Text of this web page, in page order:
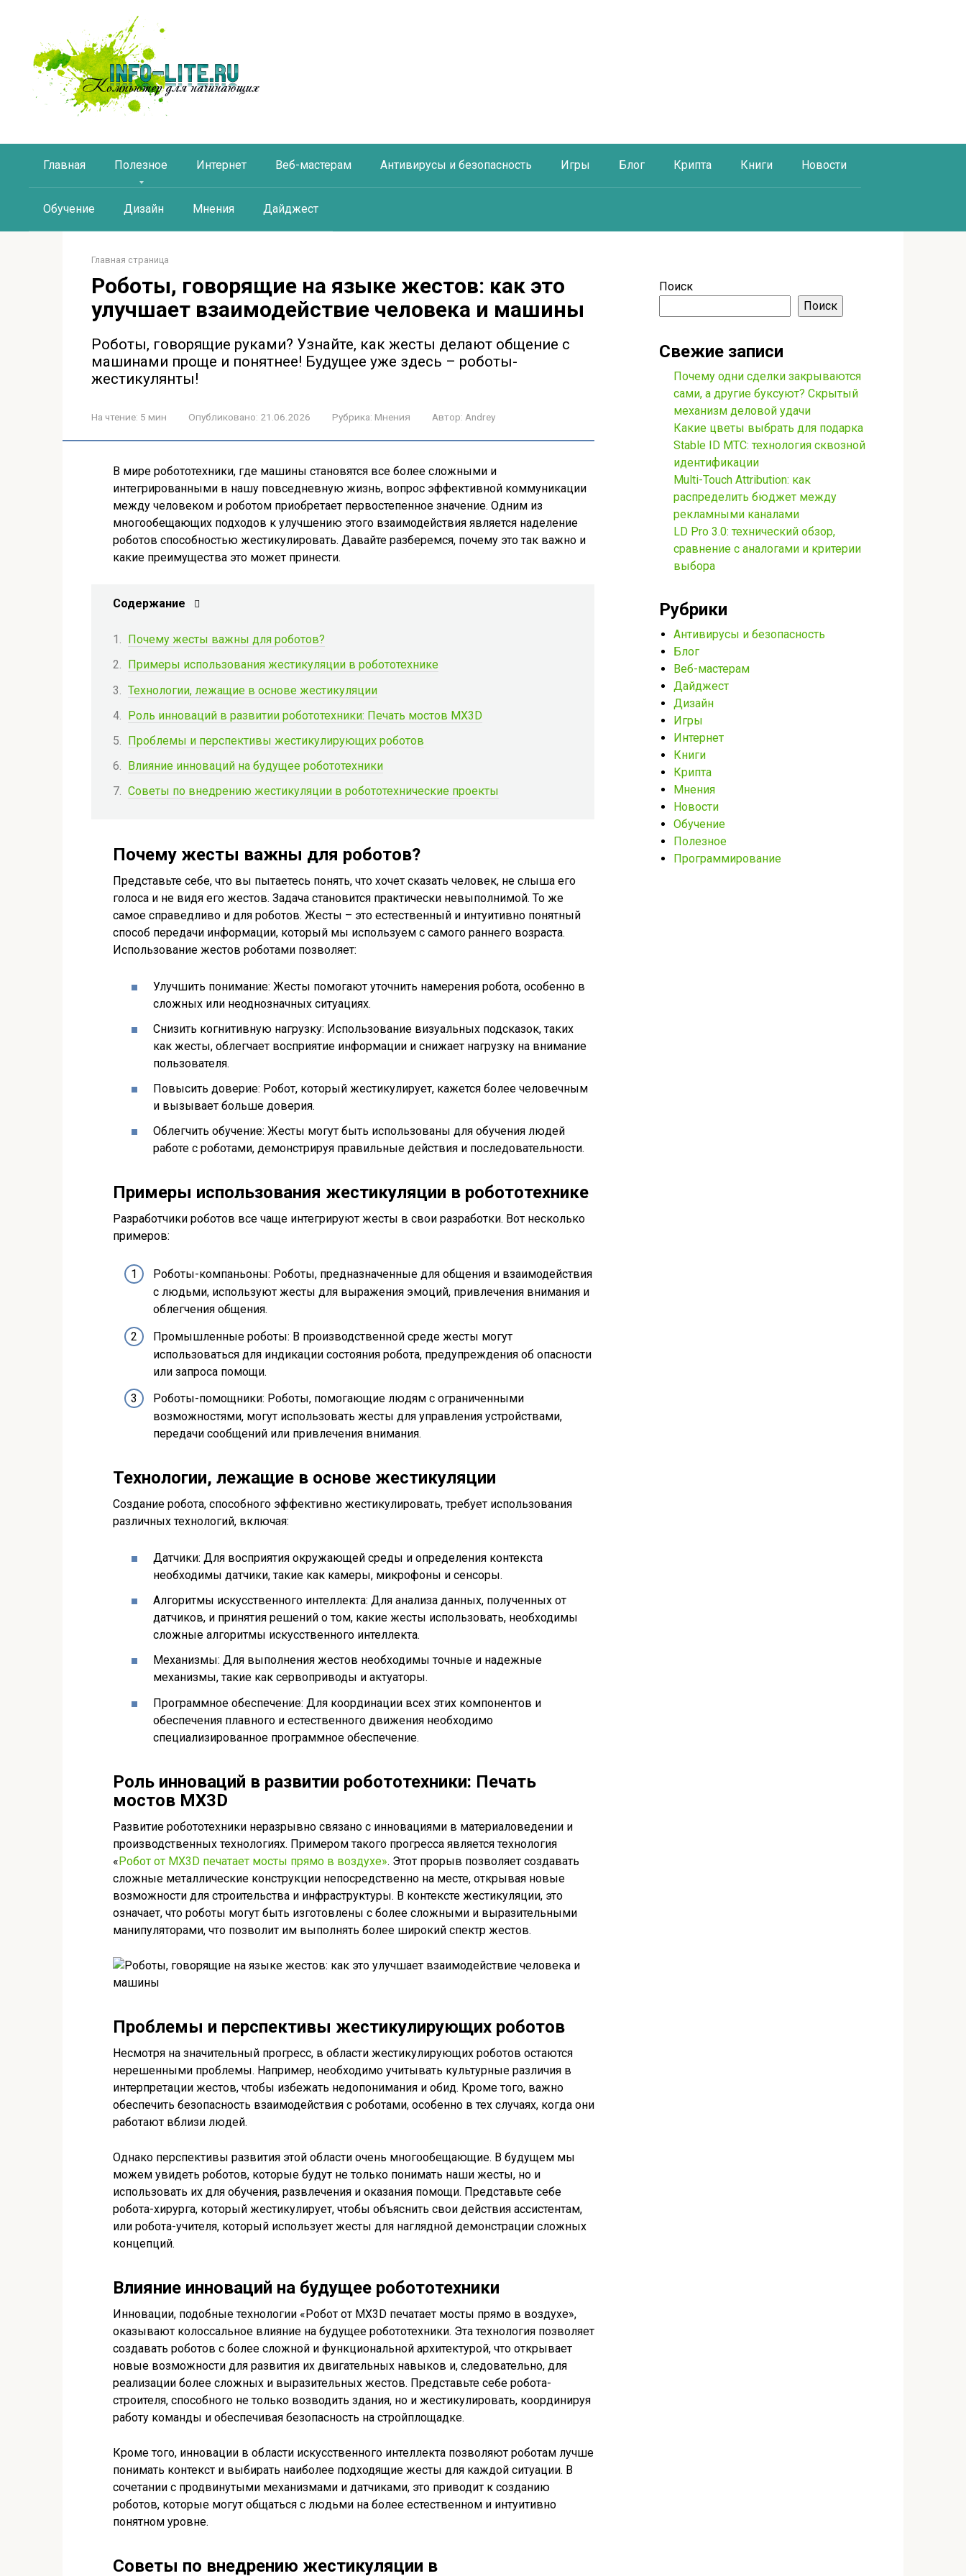
контенту
Главная Полезное Интернет Веб-мастерам Антивирусы и безопасность Игры Блог Крипта Книги Новости
Обучение Дизайн Мнения Дайджест
Главная страница
Роботы, говорящие на языке жестов: как это
улучшает взаимодействие человека и машины
Роботы, говорящие руками? Узнайте, как жесты делают общение с
машинами проще и понятнее! Будущее уже здесь – роботы-
жестикулянты!
На чтение: 5 мин Опубликовано: 21.06.2026 Рубрика: Мнения Автор: Andrey
В мире робототехники, где машины становятся все более сложными и
интегрированными в нашу повседневную жизнь, вопрос эффективной коммуникации
между человеком и роботом приобретает первостепенное значение. Одним из
многообещающих подходов к улучшению этого взаимодействия является наделение
роботов способностью жестикулировать. Давайте разберемся, почему это так важно и
какие преимущества это может принести.
Содержание
Почему жесты важны для роботов?
Примеры использования жестикуляции в робототехнике
Технологии, лежащие в основе жестикуляции
Роль инноваций в развитии робототехники: Печать мостов MX3D
Проблемы и перспективы жестикулирующих роботов
Влияние инноваций на будущее робототехники
Советы по внедрению жестикуляции в робототехнические проекты
Почему жесты важны для роботов?
Представьте себе, что вы пытаетесь понять, что хочет сказать человек, не слыша его
голоса и не видя его жестов. Задача становится практически невыполнимой. То же
самое справедливо и для роботов. Жесты – это естественный и интуитивно понятный
способ передачи информации, который мы используем с самого раннего возраста.
Использование жестов роботами позволяет:
Улучшить понимание: Жесты помогают уточнить намерения робота, особенно в
сложных или неоднозначных ситуациях.
Снизить когнитивную нагрузку: Использование визуальных подсказок, таких
как жесты, облегчает восприятие информации и снижает нагрузку на внимание
пользователя.
Повысить доверие: Робот, который жестикулирует, кажется более человечным
и вызывает больше доверия.
Облегчить обучение: Жесты могут быть использованы для обучения людей
работе с роботами, демонстрируя правильные действия и последовательности.
Примеры использования жестикуляции в робототехнике
Разработчики роботов все чаще интегрируют жесты в свои разработки. Вот несколько
примеров:
Роботы-компаньоны: Роботы, предназначенные для общения и взаимодействия
с людьми, используют жесты для выражения эмоций, привлечения внимания и
облегчения общения.
Промышленные роботы: В производственной среде жесты могут
использоваться для индикации состояния робота, предупреждения об опасности
или запроса помощи.
Роботы-помощники: Роботы, помогающие людям с ограниченными
возможностями, могут использовать жесты для управления устройствами,
передачи сообщений или привлечения внимания.
Технологии, лежащие в основе жестикуляции
Создание робота, способного эффективно жестикулировать, требует использования
различных технологий, включая:
Датчики: Для восприятия окружающей среды и определения контекста
необходимы датчики, такие как камеры, микрофоны и сенсоры.
Алгоритмы искусственного интеллекта: Для анализа данных, полученных от
датчиков, и принятия решений о том, какие жесты использовать, необходимы
сложные алгоритмы искусственного интеллекта.
Механизмы: Для выполнения жестов необходимы точные и надежные
механизмы, такие как сервоприводы и актуаторы.
Программное обеспечение: Для координации всех этих компонентов и
обеспечения плавного и естественного движения необходимо
специализированное программное обеспечение.
Роль инноваций в развитии робототехники: Печать
мостов MX3D
Развитие робототехники неразрывно связано с инновациями в материаловедении и
производственных технологиях. Примером такого прогресса является технология
«Робот от MX3D печатает мосты прямо в воздухе». Этот прорыв позволяет создавать
сложные металлические конструкции непосредственно на месте, открывая новые
возможности для строительства и инфраструктуры. В контексте жестикуляции, это
означает, что роботы могут быть изготовлены с более сложными и выразительными
манипуляторами, что позволит им выполнять более широкий спектр жестов.
Проблемы и перспективы жестикулирующих роботов
Несмотря на значительный прогресс, в области жестикулирующих роботов остаются
нерешенными проблемы. Например, необходимо учитывать культурные различия в
интерпретации жестов, чтобы избежать недопонимания и обид. Кроме того, важно
обеспечить безопасность взаимодействия с роботами, особенно в тех случаях, когда они
работают вблизи людей.
Однако перспективы развития этой области очень многообещающие. В будущем мы
можем увидеть роботов, которые будут не только понимать наши жесты, но и
использовать их для обучения, развлечения и оказания помощи. Представьте себе
робота-хирурга, который жестикулирует, чтобы объяснить свои действия ассистентам,
или робота-учителя, который использует жесты для наглядной демонстрации сложных
концепций.
Влияние инноваций на будущее робототехники
Инновации, подобные технологии «Робот от MX3D печатает мосты прямо в воздухе»,
оказывают колоссальное влияние на будущее робототехники. Эта технология позволяет
создавать роботов с более сложной и функциональной архитектурой, что открывает
новые возможности для развития их двигательных навыков и, следовательно, для
реализации более сложных и выразительных жестов. Представьте себе робота-
строителя, способного не только возводить здания, но и жестикулировать, координируя
работу команды и обеспечивая безопасность на стройплощадке.
Кроме того, инновации в области искусственного интеллекта позволяют роботам лучше
понимать контекст и выбирать наиболее подходящие жесты для каждой ситуации. В
сочетании с продвинутыми механизмами и датчиками, это приводит к созданию
роботов, которые могут общаться с людьми на более естественном и интуитивно
понятном уровне.
Советы по внедрению жестикуляции в
Поиск
Поиск
Свежие записи
Почему одни сделки закрываются
сами, а другие буксуют? Скрытый
механизм деловой удачи
Какие цветы выбрать для подарка
Stable ID МТС: технология сквозной
идентификации
Multi-Touch Attribution: как
распределить бюджет между
рекламными каналами
LD Pro 3.0: технический обзор,
сравнение с аналогами и критерии
выбора
Рубрики
Антивирусы и безопасность
Блог
Веб-мастерам
Дайджест
Дизайн
Игры
Интернет
Книги
Крипта
Мнения
Новости
Обучение
Полезное
Программирование